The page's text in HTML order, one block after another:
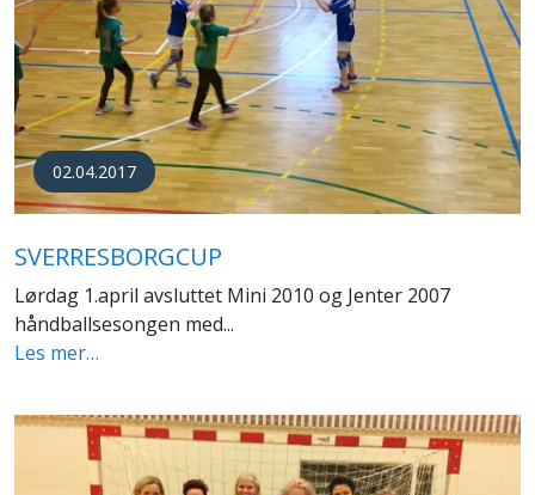
02.04.2017
SVERRESBORGCUP
Lørdag 1.april avsluttet Mini 2010 og Jenter 2007
håndballsesongen med...
Les mer…